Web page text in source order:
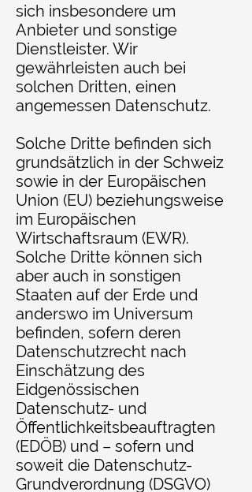
sich insbesondere um
Anbieter und sonstige
Dienstleister. Wir
gewährleisten auch bei
solchen Dritten, einen
angemessen Datenschutz.
Solche Dritte befinden sich
grundsätzlich in der Schweiz
sowie in der Europäischen
Union (EU) beziehungsweise
im Europäischen
Wirtschaftsraum (EWR).
Solche Dritte können sich
aber auch in sonstigen
Staaten auf der Erde und
anderswo im Universum
befinden, sofern deren
Datenschutzrecht nach
Einschätzung des
Eidgenössischen
Datenschutz- und
Öffentlichkeitsbeauftragten
(EDÖB) und – sofern und
soweit die Datenschutz-
Grundverordnung (DSGVO)